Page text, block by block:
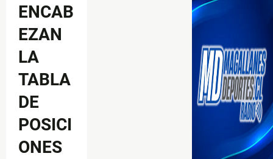
ENCAB
EZAN
LA
TABLA
DE
POSICI
ONES